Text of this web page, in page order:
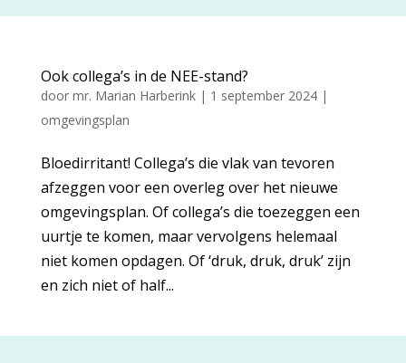
Ook collega’s in de NEE-stand?
door mr. Marian Harberink| 1 september 2024 |
omgevingsplan
Bloedirritant! Collega’s die vlak van tevoren
afzeggen voor een overleg over het nieuwe
omgevingsplan. Of collega’s die toezeggen een
uurtje te komen, maar vervolgens helemaal
niet komen opdagen. Of ‘druk, druk, druk’ zijn
en zich niet of half...